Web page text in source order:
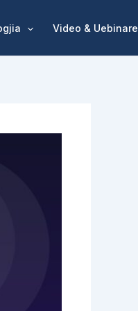
Video & Uebinare